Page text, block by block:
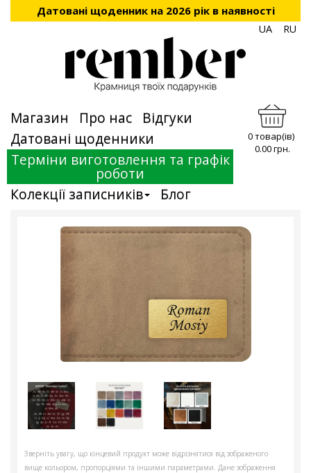
Датовані щоденник на 2026 рік в наявності
UA RU
Магазин Про нас
Відгуки
Датовані щоденники
Терміни виготовлення та графік
роботи
Колекції записників
Блог
0 товар(ів)
0.00 грн.
Зверніть увагу, що кінцевий продукт може відрізнятися від зображеного
вище кольором, пропорціями та іншими параметрами. Дане зображення